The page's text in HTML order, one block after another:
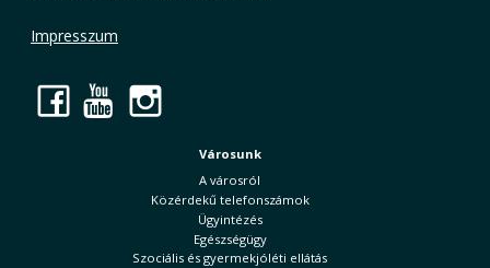
Impresszum
Facebook
YouTube
Városunk
A városról
Közérdekű telefonszámok
Ügyintézés
Egészségügy
Szociális és gyermekjóléti ellátás